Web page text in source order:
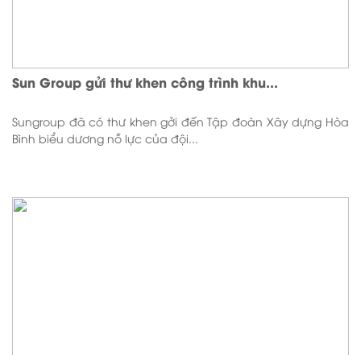
Sun Group gửi thư khen công trình khu...
Sungroup đã có thư khen gởi đến Tập đoàn Xây dựng Hòa
Bình biểu dương nỗ lực của đội...